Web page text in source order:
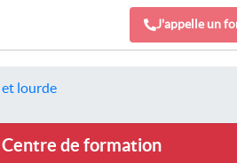
J'appelle un
et lourde
Centre de formation